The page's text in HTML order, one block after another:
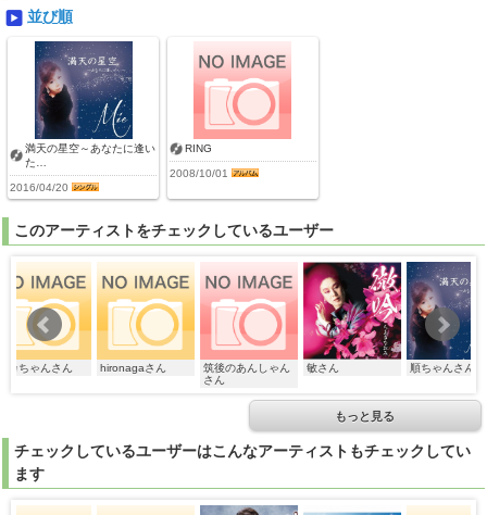
並び順
満天の星空～あなたに逢い
た…
2016/04/20
RING
2008/10/01
このアーティストをチェックしているユーザー
さん hironagaさん
筑後のあんしゃん
敏さん 順ちゃんさん ツ
もっと見る
チェックしているユーザーはこんなアーティストもチェックしてい
ます